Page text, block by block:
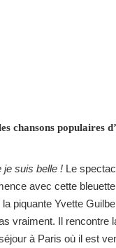
chansons populaires
je suis belle !Le
avec cette
piquante Yvette
vraiment. Il rencontre
à Paris où il est